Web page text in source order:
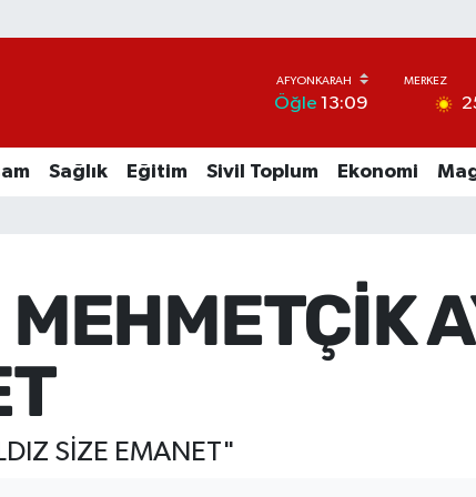
Öğle 13:09
Sağlık Eğitim Sivil Toplum Ekonomi
SİZE EMANET"